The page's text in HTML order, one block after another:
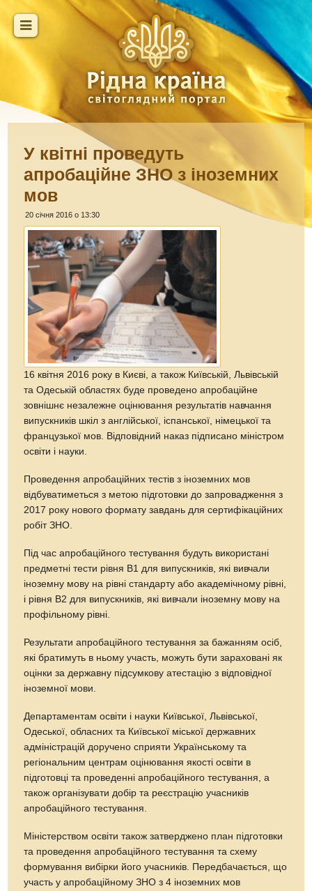
У квітні проведуть
апробаційне ЗНО з іноземних
мов
20 січня 2016 о 13:30
16 квітня 2016 року в Києві, а також Київській, Львівській
та Одеській областях буде проведено апробаційне
зовнішнє незалежне оцінювання результатів навчання
випускників шкіл з англійської, іспанської, німецької та
французької мов. Відповідний наказ підписано міністром
освіти і науки.
Проведення апробаційних тестів з іноземних мов
відбуватиметься з метою підготовки до запровадження з
2017 року нового формату завдань для сертифікаційних
робіт ЗНО.
Під час апробаційного тестування будуть використані
предметні тести рівня B1 для випускників, які вивчали
іноземну мову на рівні стандарту або академічному рівні,
i рівня В2 для випускників, які вивчали іноземну мову на
профільному рівні.
Результати апробаційного тестування за бажанням осіб,
які братимуть в ньому участь, можуть бути зараховані як
оцінки за державну підсумкову атестацію з відповідної
іноземної мови.
Департаментам освіти і науки Київської, Львівської,
Одеської, обласних та Київської міської державних
адміністрацій доручено сприяти Українському та
регіональним центрам оцінювання якості освіти в
підготовці та проведенні апробаційного тестування, а
також організувати добір та реєстрацію учасників
апробаційного тестування.
Міністерством освіти також затверджено план підготовки
та проведення апробаційного тестування та схему
формування вибірки його учасників. Передбачається, що
участь у апробаційному ЗНО з 4 іноземних мов